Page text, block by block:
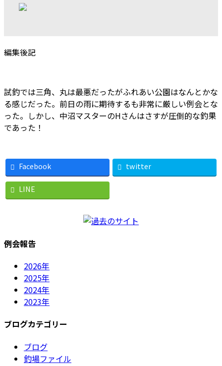
編集後記
試釣では三角、丸は最悪だったがふれあい公園はなんとかな
る感じだった。前日の雨に期待するも非常に厳しい例会とな
った。しかし、中沼マスターのHさんはさすが圧倒的な釣果
であった！
Facebook twitter
LINE
例会報告
2026年
2025年
2024年
2023年
ブログカテゴリー
ブログ
釣場ファイル